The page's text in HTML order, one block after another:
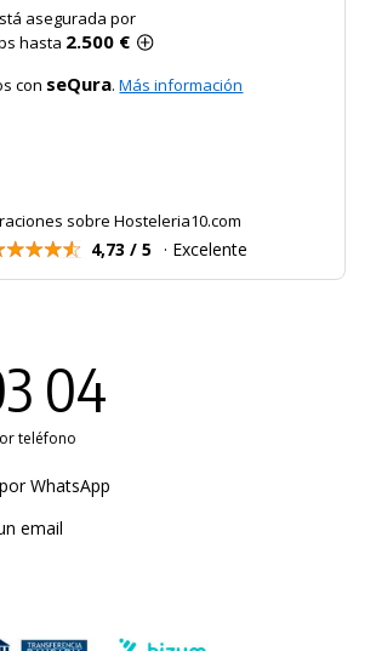
asegurada por
hasta 2.500 €
con seQura.Más información
sobre Hosteleria10.com
4,73 / 5 · Excelente
04
teléfono
WhatsApp
email